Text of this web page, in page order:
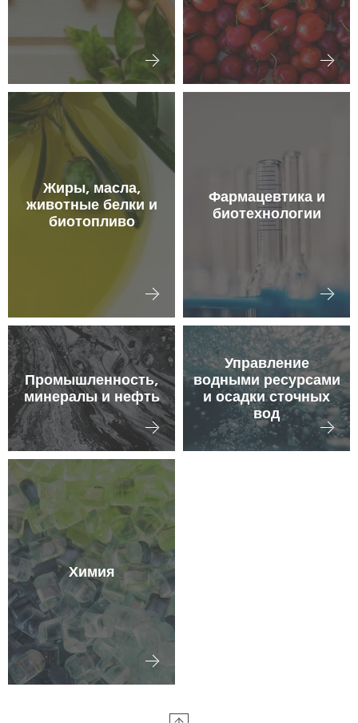
Жиры, масла,
животные белки и
биотопливо
Фармацевтика и
биотехнологии
Промышленность,
минералы и нефть
Управление
водными ресурсами
и осадки сточных
вод
Химия